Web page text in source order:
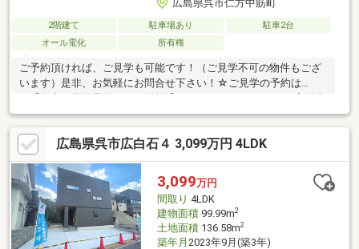
広島県呉市仁方中筋町
2階建て 駐車場あり
駐車2台
オール電化
所有権
ご予約頂ければ、ご見学も可能です！（ご見学不可の物件もござ
います）是非、お気軽にお問合せ下さい！☆ご見学の予約は
（株）東営業所まで！！0120-412-730広島県内に５店舗！地域密
着型のトータテ！【取扱物件７０８７件 その内未公開物件３０
９４件ご用意しています】トータテのホームページもぜひご覧く
ださい！!https://jyuhan.totate.co.jp/
広島県呉市広白石４ 3,099万円 4LDK
3,099万円
間取り 4LDK
建物面積99.99m2
土地面積136.58m2
築年月 2023年9月(築3年)